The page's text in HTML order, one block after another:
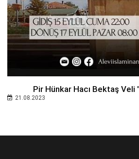
Pir Hünkar Hacı Bektaş Veli
21.08.2023